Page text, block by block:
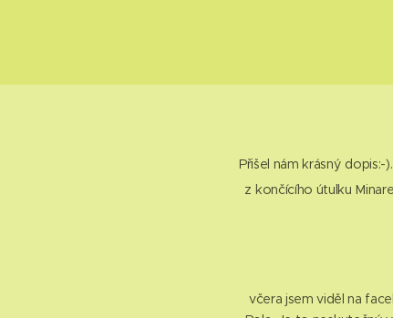
Přišel nám krásný
z končícího útulku
včera jsem viděl na